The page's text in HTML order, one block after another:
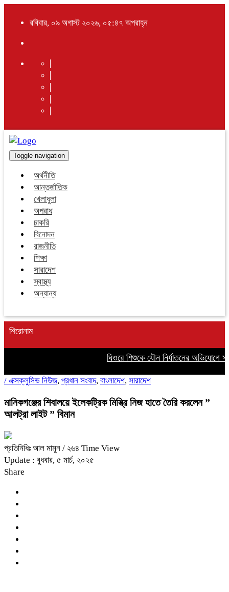
রবিবার, ০৯ অগাস্ট ২০২৬, ০৫:৪৭ অপরাহ্ন
Toggle navigation
অর্থনীতি
আন্তর্জাতিক
খেলাধুলা
অপরাধ
চাকরি
বিনোদন
রাজনীতি
শিক্ষা
সারাদেশ
স্বাস্থ্য
অন্যান্য
শিরোনাম
ঘিওরে শিশুকে যৌন নির্যাতনের অভিযোগে সৎ
/ এক্সক্লুসিভ নিউজ, প্রধান সংবাদ, বাংলাদেশ, সারাদেশ
মানিকগঞ্জের শিবালয়ে ইলেকট্রিক মিস্ত্রি নিজ হাতে তৈরি করলেন ”
আলট্রা লাইট ” বিমান
প্রতিনিধিঃ আল মামুন / ২৬৪ Time View
Update : বুধবার, ৫ মার্চ, ২০২৫
Share